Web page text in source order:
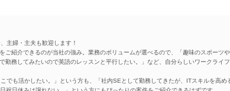
主婦・主夫も歓迎します！
ご紹介できるのが当社の強み。業務のボリュームが選べるので、「趣味のスポーツや
勤務してみたいので英語のレッスンと平行したい。」など、自分らしいワークライフ
でも活かしたい。」という方も、「社内SEとして勤務してきたが、ITスキルを高め